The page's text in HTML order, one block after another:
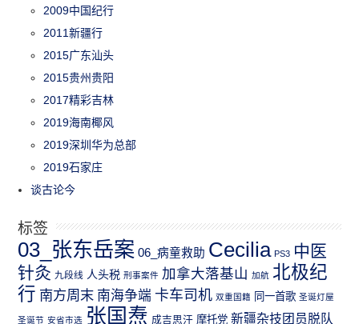
2009中国纪行
2011新疆行
2015广东汕头
2015贵州贵阳
2017精彩吉林
2019海南椰风
2019深圳华为总部
2019石家庄
谈古论今
标签
03_张东岳案 06_病童救助 Cecilia PS3 中医
针灸 九段线 人头税 刑事案件 加拿大落基山 加航 北极纪
行 南方周末 南海争端 卡车司机 双重国籍 同一首歌 圣诞灯屋
圣诞节 安省市选 张国焘 成吉思汗 摩托党 新疆杂技团员脱队